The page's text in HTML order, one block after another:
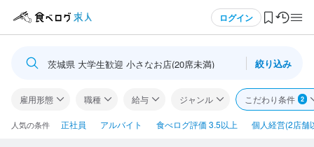
ログイン
ログイン・無料会員登録
食べログ求人TOP
茨城県 大学生歓迎 小さなお店(20席未満) 絞り込み
雇用形態 職種 給与 ジャンル こだわり条件 2
人気の条件 正社員 アルバイト 食べログ評価 3.5以上 個人経営(2店舗